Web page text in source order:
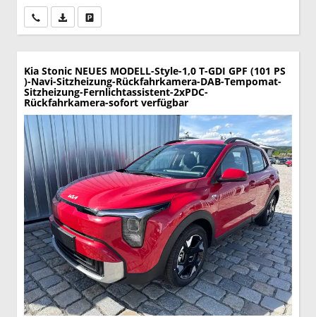
Wir rufen Sie anPDF-Datei, Fahrzeugexposé drucken
Kia Stonic NEUES MODELL-Style-1,0 T-GDI GPF (101 PS
)-Navi-Sitzheizung-Rückfahrkamera-DAB-Tempomat-
Sitzheizung-Fernlichtassistent-2xPDC-
Rückfahrkamera-sofort verfügbar